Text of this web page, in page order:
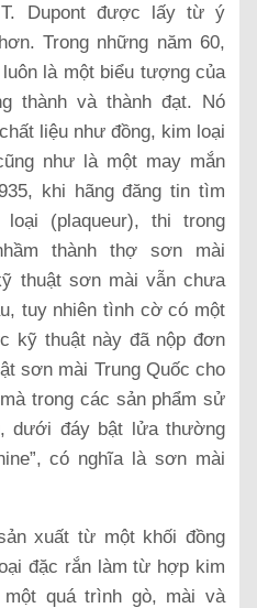
Dupont được lấy từ ý
Trong những năm 60,
là một biểu tượng của
thành và thành đạt. Nó
liệu như đồng, kim loại
như là một may mắn
khi hãng đăng tin tìm
(plaqueur), thi trong
thành thợ sơn mài
thuật sơn mài vẫn chưa
tuy nhiên tình cờ có một
kỹ thuật này đã nộp đơn
sơn mài Trung Quốc cho
trong các sản phẩm sử
dưới đáy bật lửa thường
có nghĩa là sơn mài
xuất từ một khối đồng
đặc rắn làm từ hợp kim
quá trình gò, mài và